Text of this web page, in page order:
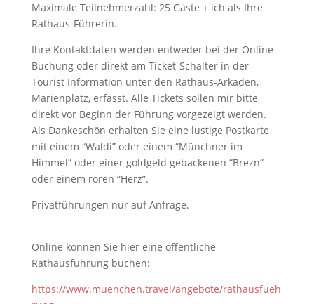
Maximale Teilnehmerzahl: 25 Gäste + ich als Ihre
Rathaus-Führerin.
Ihre Kontaktdaten werden entweder bei der Online-
Buchung oder direkt am Ticket-Schalter in der
Tourist Information unter den Rathaus-Arkaden,
Marienplatz, erfasst. Alle Tickets sollen mir bitte
direkt vor Beginn der Führung vorgezeigt werden.
Als Dankeschön erhalten Sie eine lustige Postkarte
mit einem “Waldi” oder einem “Münchner im
Himmel” oder einer goldgeld gebackenen “Brezn”
oder einem roren “Herz”.
Privatführungen nur auf Anfrage.
Online können Sie hier eine öffentliche
Rathausführung buchen:
https://www.muenchen.travel/angebote/rathausfueh